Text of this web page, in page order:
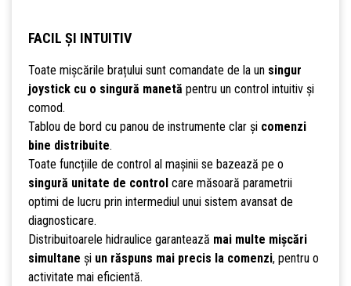
FACIL ȘI INTUITIV
Toate mișcările brațului sunt comandate de la un singur
joystick cu o singură manetă pentru un control intuitiv și
comod.
Tablou de bord cu panou de instrumente clar și comenzi
bine distribuite.
Toate funcțiile de control al mașinii se bazează pe o
singură unitate de control care măsoară parametrii
optimi de lucru prin intermediul unui sistem avansat de
diagnosticare.
Distribuitoarele hidraulice garantează mai multe mișcări
simultane și un răspuns mai precis la comenzi, pentru o
activitate mai eficientă.